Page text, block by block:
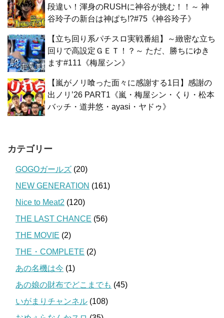
段違い！渾身のRUSHに神谷が挑む！！～ 神
谷玲子の新台は神ぱち!?#75《神谷玲子》
【立ち回り系パチスロ実戦番組】～緻密な立ち
回りで高設定ＧＥＴ！？～ ただ、勝ちにゆき
ます#111《梅屋シン》
【嵐がノリ喰った面々に感謝する1日】感謝の
出ノリ’26 PART1《嵐・梅屋シン・くり・松本
バッチ・道井悠・ayasi・ヤドゥ》
カテゴリー
GOGOガールズ (20)
NEW GENERATION (161)
Nice to Meat2 (120)
THE LAST CHANCE (56)
THE MOVIE (2)
THE・COMPLETE (2)
あの名機は今 (1)
あの娘の財布でどこまでも (45)
いがまりチャンネル (108)